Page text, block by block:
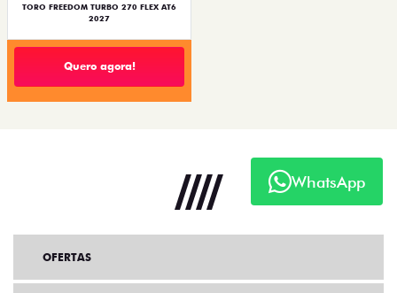
TORO FREEDOM TURBO 270 FLEX AT6
2027
Quero agora!
WhatsApp
OFERTAS